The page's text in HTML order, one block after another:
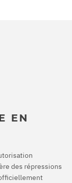
EN
des répressions